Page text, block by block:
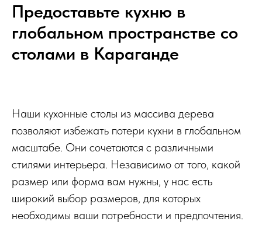
Предоставьте кухню в
глобальном пространстве со
столами в Караганде
Наши кухонные столы из массива дерева
позволяют избежать потери кухни в глобальном
масштабе. Они сочетаются с различными
стилями интерьера. Независимо от того, какой
размер или форма вам нужны, у нас есть
широкий выбор размеров, для которых
необходимы ваши потребности и предпочтения.